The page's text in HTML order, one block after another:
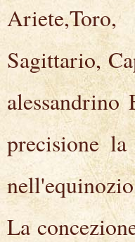
Sagittario,
precisione
La